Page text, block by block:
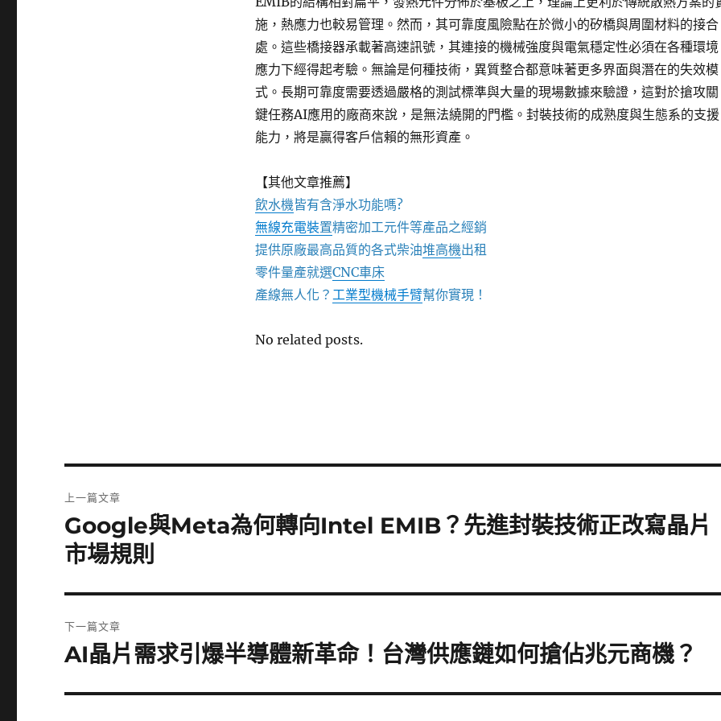
施，熱應力也較易管理。然而，其可靠度風險點在於微小的矽橋與周圍材料的接合
處。這些橋接器承載著高速訊號，其連接的機械強度與電氣穩定性必須在各種環境
應力下經得起考驗。無論是何種技術，異質整合都意味著更多界面與潛在的失效模
式。長期可靠度需要透過嚴格的測試標準與大量的現場數據來驗證，這對於搶攻關
鍵任務AI應用的廠商來說，是無法繞開的門檻。封裝技術的成熟度與生態系的支援
能力，將是贏得客戶信賴的無形資產。
【其他文章推薦】
飲水機皆有含淨水功能嗎?
無線充電裝置精密加工元件等產品之經銷
提供原廠最高品質的各式柴油堆高機出租
零件量產就選CNC車床
產線無人化？ 工業型機械手臂幫你實現！
No related posts.
章
導
上一篇文章
上
一
篇
文
Google與Meta為何轉向Intel EMIB？先進封裝技術正改寫晶片
市場規則
下一篇文章
下
篇
AI晶片需求引爆半導體新革命！台灣供應鏈如何搶佔兆元商機？